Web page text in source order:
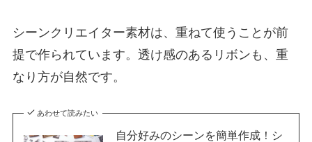
シーンクリエイター素材は、重ねて使うことが前
提で作られています。透け感のあるリボンも、重
なり方が自然です。
あわせて読みたい
自分好みのシーンを簡単作成！シ